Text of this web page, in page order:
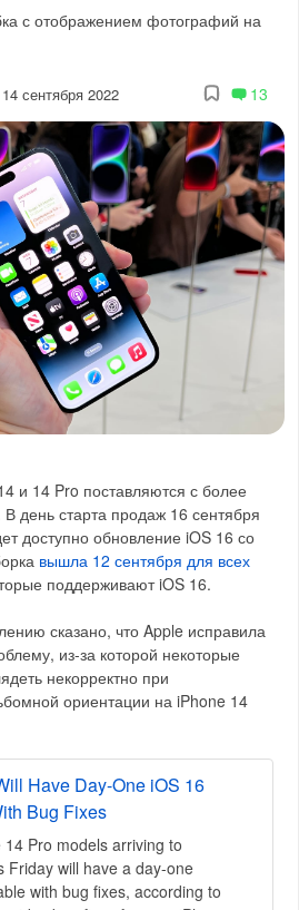
с отображением фотографий на
14 сентября 2022 13
и 14 Pro поставляются с более
день старта продаж 16 сентября
доступно обновление iOS 16 со
вышла 12 сентября для всех
поддерживают iOS 16.
сказано, что Apple исправила
из-за которой некоторые
некорректно при
ориентации на iPhone 14
Have Day-One iOS 16
Bug Fixes
Pro models arriving to
Friday will have a day-one
with bug fixes, according to